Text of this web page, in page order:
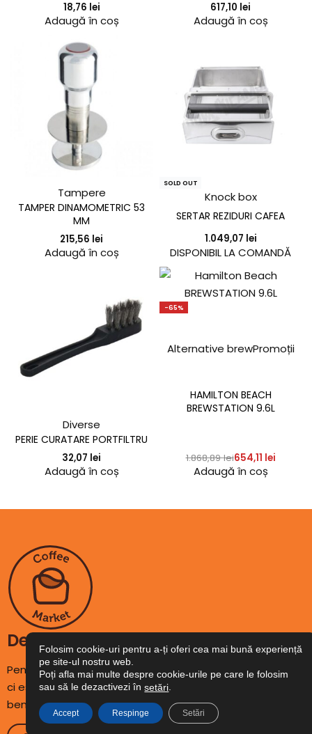
18,76 lei
Adaugă în coș
617,10 lei
Adaugă în coș
Tampere
TAMPER DINAMOMETRIC 53
MM
215,56 lei
Adaugă în coș
SOLD OUT
Knock box
SERTAR REZIDURI CAFEA
1.049,07 lei
DISPONIBIL LA COMANDĂ
Diverse
PERIE CURATARE PORTFILTRU
32,07 lei
Adaugă în coș
-65%
Alternative brewPromoții
HAMILTON BEACH
BREWSTATION 9.6L
1.868,89lei654,11 lei
Adaugă în coș
Despre noi
Pentru noi, cafeaua nu este un simplu produs de consum
ci este un concept atent elaborat pentru ca tu să
beneficiezi de fiecare dată de produse excepționale.
Folosim cookie-uri pentru a-ți oferi cea mai bună experiență
pe site-ul nostru web.
Poți afla mai multe despre cookie-urile pe care le folosim
sau să le dezactivezi însetări
Accept Respinge Setări
Ai nevoie de ajutor?